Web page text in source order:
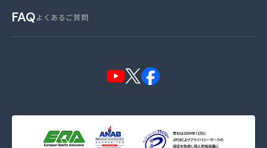
FAQよくあるご質問